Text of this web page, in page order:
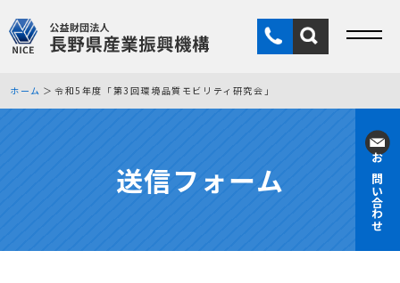
お問い合わせ
ホーム 令和5年度「第3回環境品質モビリティ研究会」
送信フォーム